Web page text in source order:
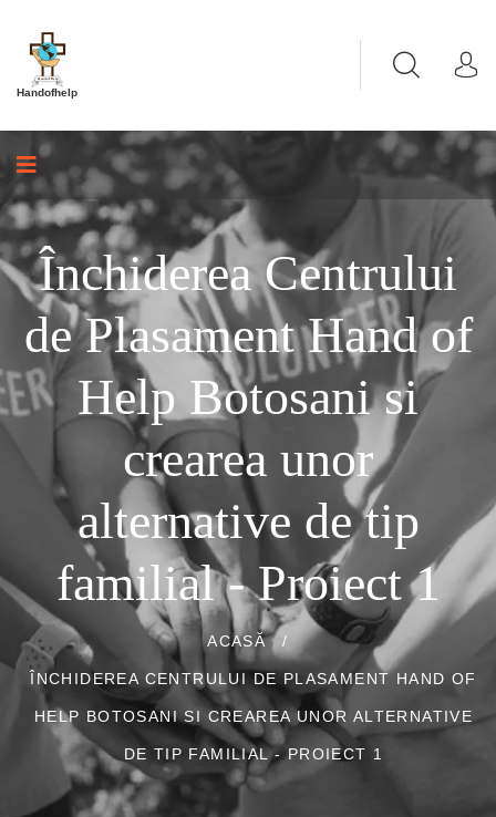
Handofhelp
Închiderea Centrului
de Plasament Hand of
Help Botosani si
crearea unor
alternative de tip
familial - Proiect 1
ACASĂ /
ÎNCHIDEREA CENTRULUI DE PLASAMENT HAND OF
HELP BOTOSANI SI CREAREA UNOR ALTERNATIVE
DE TIP FAMILIAL - PROIECT 1